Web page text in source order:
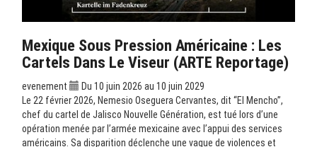
Mexique Sous Pression Américaine : Les
Cartels Dans Le Viseur (ARTE Reportage)
evenement
Du 10 juin 2026 au 10 juin 2029
Le 22 février 2026, Nemesio Oseguera Cervantes, dit “El Mencho”,
chef du cartel de Jalisco Nouvelle Génération, est tué lors d’une
opération menée par l’armée mexicaine avec l’appui des services
américains. Sa disparition déclenche une vague de violences et